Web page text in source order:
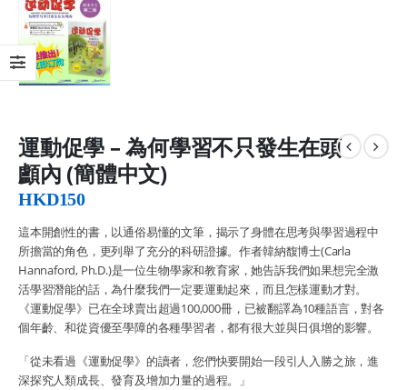
運動促學 – 為何學習不只發生在頭
顱內 (簡體中文)
HKD150
這本開創性的書，以通俗易懂的文筆，揭示了身體在思考與學習過程中
所擔當的角色，更列舉了充分的科研證據。作者韓納馥博士(Carla
Hannaford, Ph.D.)是一位生物學家和教育家，她告訴我們如果想完全激
活學習潛能的話，為什麼我們一定要運動起來，而且怎樣運動才對。
《運動促學》已在全球賣出超過100,000冊，已被翻譯為10種語言，對各
個年齡、和從資優至學障的各種學習者，都有很大並與日俱增的影響。
「從未看過《運動促學》的讀者，您們快要開始一段引人入勝之旅，進
深探究人類成長、發育及增加力量的過程。」